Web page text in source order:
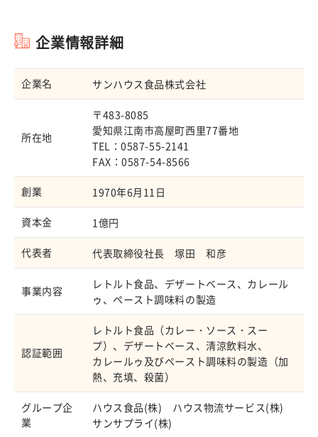
企業情報詳細
企業名 サンハウス食品株式会社
所在地
〒483-8085
愛知県江南市高屋町西里77番地
TEL：0587-55-2141
FAX：0587-54-8566
創業 1970年6月11日
資本金 1億円
代表者 代表取締役社長 塚田 和彦
事業内容
レトルト食品、デザートベース、カレール
ゥ、ペースト調味料の製造
認証範囲
レトルト食品（カレー・ソース・スー
プ）、デザートベース、清涼飲料水、
カレールゥ及びペースト調味料の製造（加
熱、充填、殺菌）
グループ企
業
ハウス食品(株) ハウス物流サービス(株)
サンサプライ(株)